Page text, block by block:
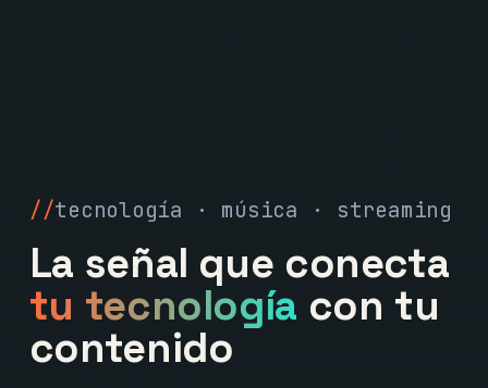
tecnología · música · streaming
La señal que conecta
tu tecnología con tu
contenido